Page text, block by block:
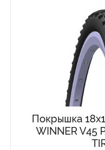
Покрышка
WINNER V45